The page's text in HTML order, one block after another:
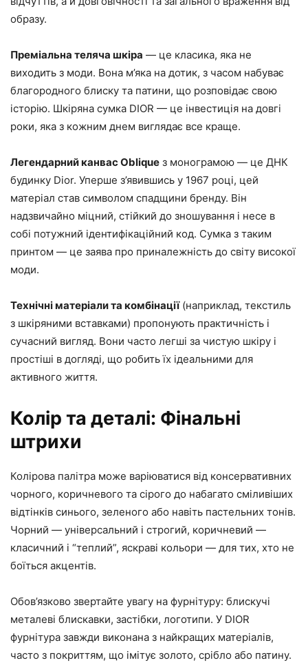
образу.
Преміальна теляча шкіра — це класика, яка не
виходить з моди. Вона м’яка на дотик, з часом набуває
благородного блиску та патини, що розповідає свою
історію. Шкіряна сумка DIOR — це інвестиція на довгі
роки, яка з кожним днем виглядає все краще.
Легендарний канвас Oblique з монограмою — це ДНК
будинку Dior. Уперше з’явившись у 1967 році, цей
матеріал став символом спадщини бренду. Він
надзвичайно міцний, стійкий до зношування і несе в
собі потужний ідентифікаційний код. Сумка з таким
принтом — це заява про приналежність до світу високої
моди.
Технічні матеріали та комбінації(наприклад, текстиль
з шкіряними вставками) пропонують практичність і
сучасний вигляд. Вони часто легші за чистую шкіру і
простіші в догляді, що робить їх ідеальними для
активного життя.
Колір та деталі: Фінальні
штрихи
Колірова палітра може варіюватися від консервативних
чорного, коричневого та сірого до набагато сміливіших
відтінків синього, зеленого або навіть пастельних тонів.
Чорний — універсальний і строгий, коричневий —
класичний і “теплий”, яскраві кольори — для тих, хто не
боїться акцентів.
Обов’язково звертайте увагу на фурнітуру: блискучі
металеві блискавки, застібки, логотипи. У DIOR
фурнітура завжди виконана з найкращих матеріалів,
часто з покриттям, що імітує золото, срібло або патину.